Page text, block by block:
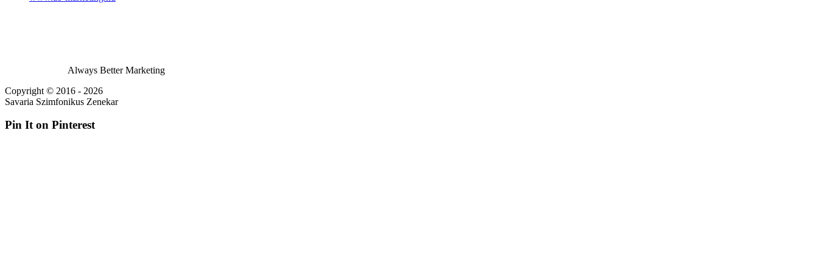
Always Better Marketing
Copyright © 2016 - 2026
Savaria Szimfonikus Zenekar
Pin It on Pinterest